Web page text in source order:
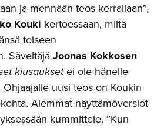
ja mennään teos kerrallaan”,
Kouki kertoessaan, miltä
toiseen
SäveltäjäJoonas Kokkosen
kiusauksetei ole hänelle
uusi teos on Koukin
Aiemmat näyttämöversiot
kummittele. ”Kun